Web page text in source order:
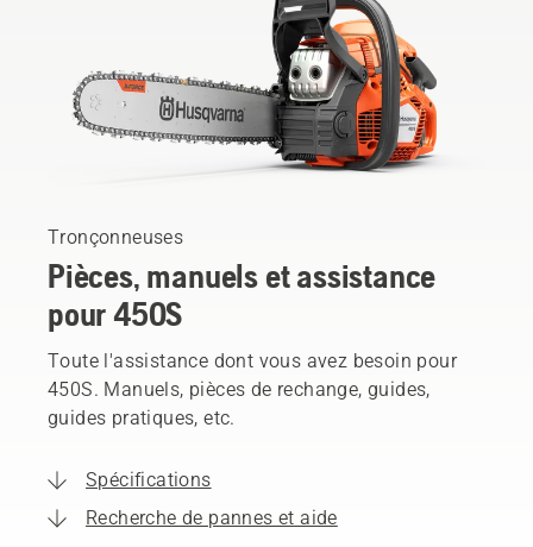
Tronçonneuses
Pièces, manuels et assistance
pour 450S
Toute l'assistance dont vous avez besoin pour
450S. Manuels, pièces de rechange, guides,
guides pratiques, etc.
Spécifications
Recherche de pannes et aide